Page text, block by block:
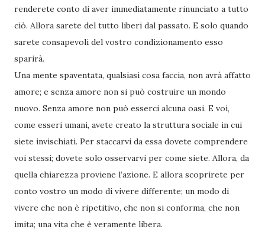
renderete conto di aver immediatamen­te rinunciato a tutto
ciò. Allora sarete del tutto liberi dal passato. E solo quando
sarete consapevoli del vostro condizionamento esso
sparirà.
Una mente spaventata, qualsiasi cosa faccia, non avrà affatto
amore; e senza amore non si può costruire un mondo
nuovo. Senza amore non può esserci alcuna oasi. E voi,
come esseri umani, avete creato la struttura sociale in cui
siete invischiati. Per staccarvi da essa dovete comprendere
voi stessi; dovete solo osser­varvi per come siete. Allora, da
quella chiarezza proviene l’azione. E allora scoprirete per
conto vostro un modo di vivere differente; un modo di
vivere che non è ripetitivo, che non si conforma, che non
imita; una vita che è veramente libera.